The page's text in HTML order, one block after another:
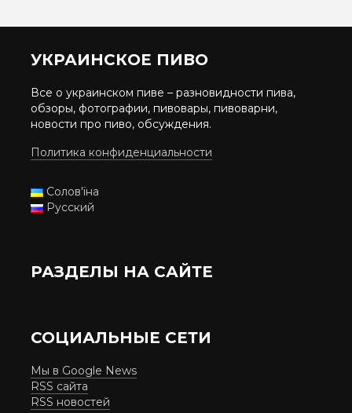
УКРАИНСКОЕ ПИВО
Все о украинском пиве – разновидности пива,
обзоры, фотографии, пивовары, пивоварни,
новости про пиво, обсуждения.
Политика конфиденциальности
Солов'їна
Русский
РАЗДЕЛЫ НА САЙТЕ
СОЦИАЛЬНЫЕ СЕТИ
Мы в Google News
RSS сайта
RSS новостей